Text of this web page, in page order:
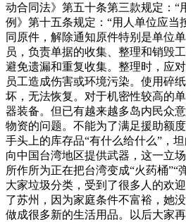
动合同法》第五十条第三款规定：
例》第十五条规定：“用人单位应
同原件，解除通知原件特别是单位
员，负责单据的收集、整理和销毁
避免遗漏和重复收集。整理时，应
员工造成伤害或环境污染。使用碎
坏，无法恢复。对于机密性较高的
器装备。但已有越来越多岛内民众
物资的问题。不能为了满足援助额
手头上的库存品“有什么给什么”，
向中国台湾地区提供武器，这一立
所作所为正在把台湾变成“火药桶
大家垃圾分类，受到了很多人的欢
了苏州，因为家庭条件不富裕，她
做成很多新的生活用品。以后大家